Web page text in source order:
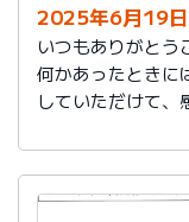
2025年6月19日
いつもありがとう
何かあったときに
していただけて、